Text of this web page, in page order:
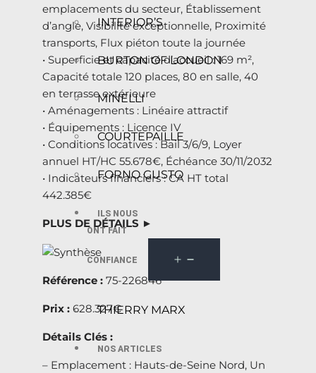
INTERIOR’S
BURTON OF LONDON
MINELLI
COURTEPAILLE
FORNO GUSTO
ILS NOUS
ONT FAIT
CONFIANCE
THIERRY MARX
NOS ARTICLES
emplacements du secteur, Établissement
d’angle, Visibilité exceptionnelle, Proximité
transports, Flux piéton toute la journée
• Superficie et capacité d’accueil : 169 m²,
Capacité totale 120 places, 80 en salle, 40
en terrasse extérieure
• Aménagements : Linéaire attractif
• Équipements : Licence IV
• Conditions locatives : Bail 3/6/9, Loyer
annuel HT/HC 55.678€, Échéance 30/11/2032
• Indicateurs financiers : CA HT total
442.385€
PLUS DE DÉTAILS ►
Référence : 75-226846
Prix : 628.327€
Détails Clés :
– Emplacement : Hauts-de-Seine Nord, Un